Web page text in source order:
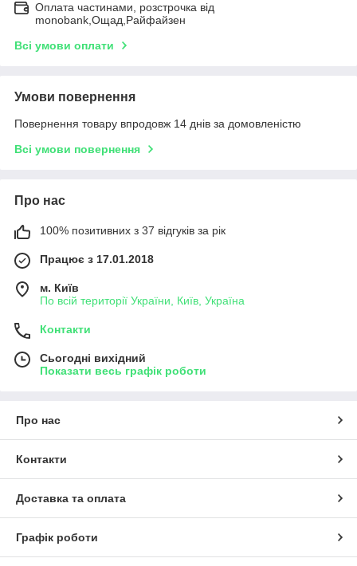
Оплата частинами, розстрочка від
monobank,Ощад,Райфайзен
Всі умови оплати
Умови повернення
Повернення товару впродовж 14 днів за домовленістю
Всі умови повернення
Про нас
100% позитивних з 37 відгуків за рік
Працює з 17.01.2018
м. Київ
По всій території України, Київ, Україна
Контакти
Сьогодні вихідний
Показати весь графік роботи
Про нас
Контакти
Доставка та оплата
Графік роботи